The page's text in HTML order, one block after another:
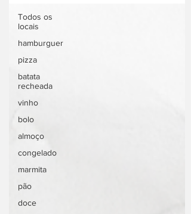
Todos os
locais
hamburguer
pizza
batata
recheada
vinho
bolo
almoço
congelado
marmita
pão
doce